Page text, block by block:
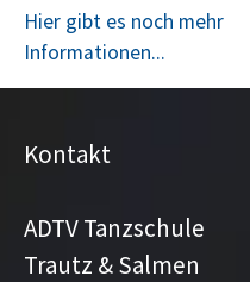
Hier gibt es noch mehr
Informationen...
Kontakt
ADTV Tanzschule
Trautz & Salmen